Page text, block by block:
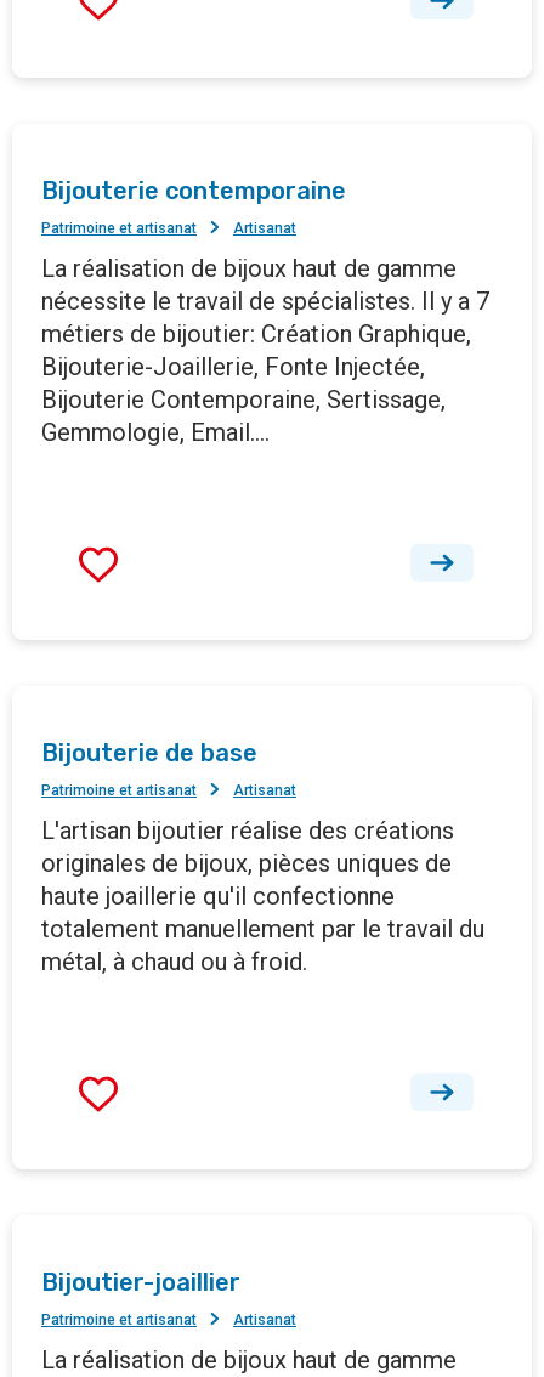
Bijouterie contemporaine
Patrimoine et artisanat Artisanat
La réalisation de bijoux haut de gamme
nécessite le travail de spécialistes. Il y a 7
métiers de bijoutier: Création Graphique,
Bijouterie-Joaillerie, Fonte Injectée,
Bijouterie Contemporaine, Sertissage,
Gemmologie, Email....
Bijouterie de base
Patrimoine et artisanat Artisanat
L'artisan bijoutier réalise des créations
originales de bijoux, pièces uniques de
haute joaillerie qu'il confectionne
totalement manuellement par le travail du
métal, à chaud ou à froid.
Bijoutier-joaillier
Patrimoine et artisanat Artisanat
La réalisation de bijoux haut de gamme